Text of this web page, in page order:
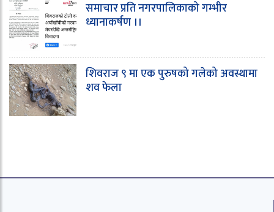
समाचार प्रति नगरपालिकाको गम्भीर
ध्यानाकर्षण ।।
शिवराज ९ मा एक पुरुषको गलेको अवस्थामा
शव फेला